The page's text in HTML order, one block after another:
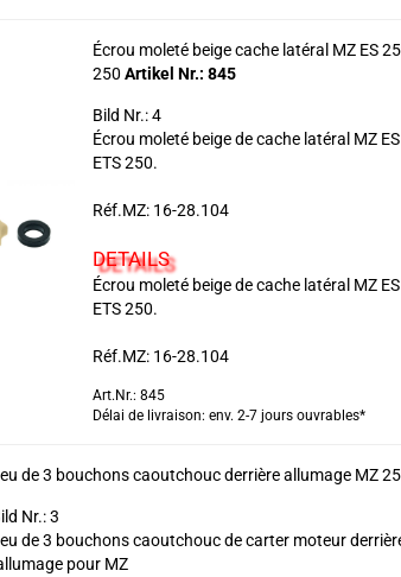
Écrou moleté beige cache latéral MZ ES
250 Artikel Nr.: 845
Bild Nr.: 4
Écrou moleté beige de cache latéral MZ
ETS 250.
Réf.MZ: 16-28.104
DETAILS
Écrou moleté beige de cache latéral MZ
ETS 250.
Réf.MZ: 16-28.104
Art.Nr.: 845
Délai de livraison: env. 2-7 jours ouvrables*
de 3 bouchons caoutchouc derrière allumage MZ
Nr.: 3
de 3 bouchons caoutchouc de carter moteur derrière
pour MZ